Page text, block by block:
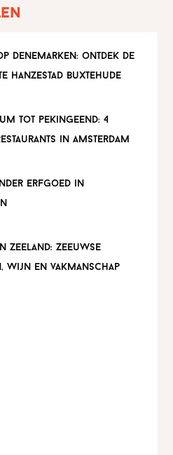
denemarken: ontdek de
hanzestad buxtehude
tot pekingeend: 4
in amsterdam
erfgoed in
zeeland: zeeuwse
wijn en vakmanschap